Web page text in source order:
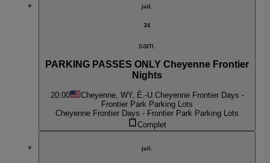
juil.
24
sam.
PARKING PASSES ONLY Cheyenne Frontier
Nights
20:00 Cheyenne, WY, É.-U. Cheyenne Frontier Days -
Frontier Park Parking Lots
Cheyenne Frontier Days - Frontier Park Parking Lots
Complet
juil.